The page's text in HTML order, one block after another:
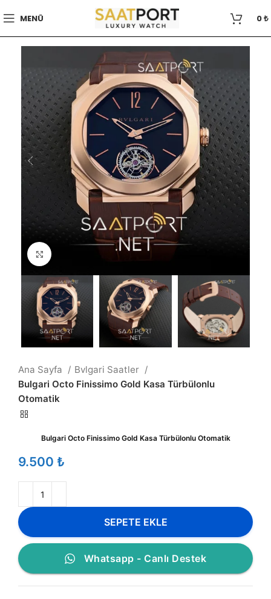
MENÜ 0₺
Büyütmek için tıklayın
Ana Sayfa
Bvlgari Saatler
Bulgari Octo Finissimo Gold Kasa Türbülonlu
Otomatik
Bulgari Octo Finissimo Gold Kasa Türbülonlu Otomatik
₺
SEPETE EKLE
Whatsapp - Canlı Destek